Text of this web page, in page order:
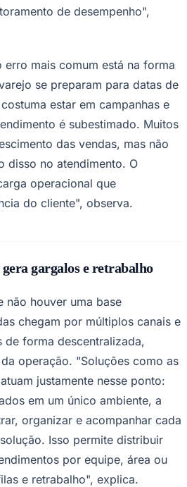
de desempenho",
mais comum está na forma
se preparam para datas de
estar em campanhas e
é subestimado. Muitos
das vendas, mas não
disso no atendimento. O
operacional que
do cliente", observa.
gargalos e retrabalho
não houver uma base
chegam por múltiplos canais e
de forma descentralizada,
operação. "Soluções como as
justamente nesse ponto:
em um único ambiente, a
organizar e acompanhar cada
Isso permite distribuir
por equipe, área ou
e retrabalho", explica.